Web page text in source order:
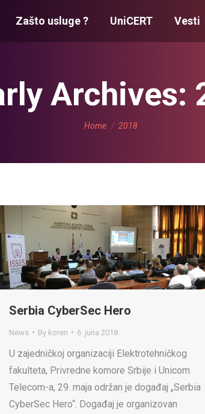
Zašto usluge ? UniCERT Vesti
Archives:
You are here:
Home 2018
Serbia CyberSec Hero
News By koren 6. juna 2018.
U zajedničkoj organizaciji Elektrotehničkog
fakulteta, Privredne komore Srbije i Unicom
Telecom-a, 29. maja održan je događaj „Serbia
CyberSec Hero“. Događaj je organizovan